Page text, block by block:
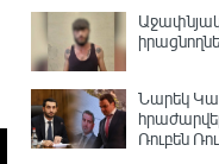
Նարեկ
Ռուբեն